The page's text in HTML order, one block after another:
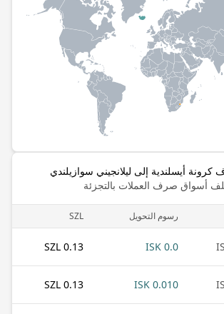
أيسلندية إلى ليلانجيني سوازيلندي
أسواق صرف العملات بالتجزئة
رسوم التحويل SZL
0.0 ISK
0.13 SZL
0.010 ISK
0.13 SZL